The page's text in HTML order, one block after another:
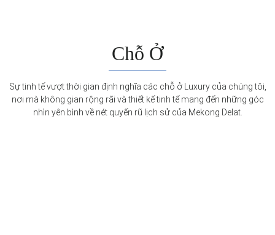
Chỗ Ở
Sự tinh tế vượt thời gian định nghĩa các chỗ ở Luxury của chúng tôi,
nơi mà không gian rộng rãi và thiết kế tinh tế mang đến những góc
nhìn yên bình về nét quyến rũ lịch sử của Mekong Delat.